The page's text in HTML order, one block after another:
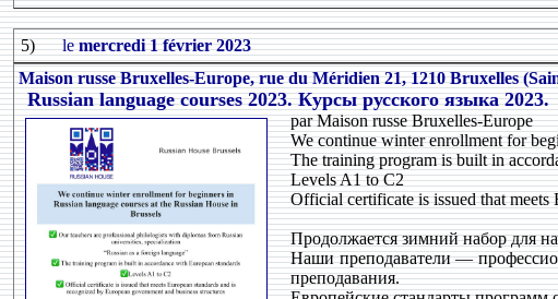
5) lemercredi 1 février 2023
Maison russe Bruxelles-Europe, rue du Méridien 21, 1210 Bruxelles
Russian language courses 2023. Курсы русского языка 2023.
par Maison russe Bruxelles-Europe
We continue winter enrollment for
The training program is built in
Levels A1 to C2
Official certificate is issued that meets
Продолжается зимний набор для
Наши преподаватели —
преподавания.